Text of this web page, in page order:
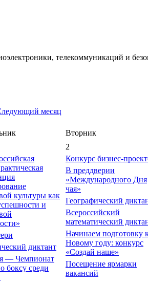
телекоммуникаций и
месяц
Вторник
культуры как
и
диктант
— Чемпионат
боксу среди
2
Конкурс бизнес-
В преддверии
«Международного Дня
чая»
Географический
Всероссийский
математический
Начинаем подготовку
Новому году: конкурс
«Создай наше»
Посещение ярмарки
вакансий